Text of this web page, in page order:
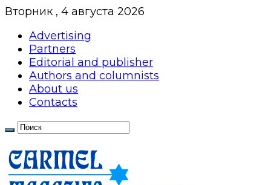
Вторник , 4 августа 2026
Advertising
Partners
Editorial and publisher
Authors and columnists
About us
Contacts